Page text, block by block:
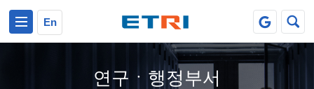
En
연구ㆍ행정부서